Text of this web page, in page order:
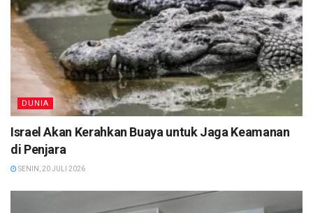
DUNIA
Israel Akan Kerahkan Buaya untuk Jaga Keamanan
di Penjara
SENIN, 20 JULI 2026